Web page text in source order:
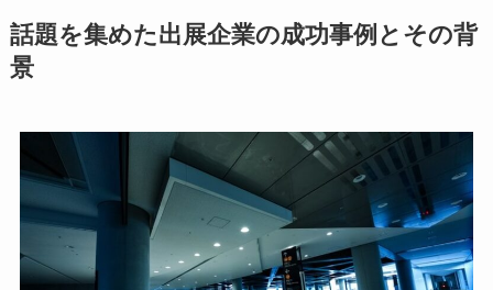
話題を集めた出展企業の成功事例とその背
景